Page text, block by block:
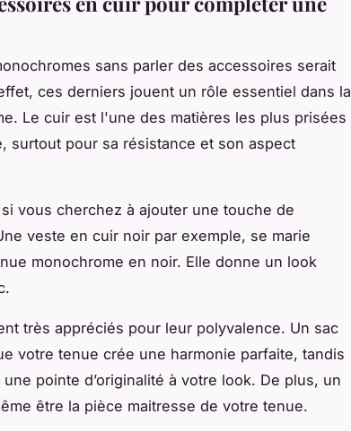
sans parler des accessoires serait
ces derniers jouent un rôle essentiel dans la
. Le cuir est l'une des matières les plus prisées
surtout pour sa résistance et son aspect
si vous cherchez à ajouter une touche de
veste en cuir noir par exemple, se marie
monochrome en noir. Elle donne un look
très appréciés pour leur polyvalence. Un sac
votre tenue crée une harmonie parfaite, tandis
pointe d’originalité à votre look. De plus, un
être la pièce maitresse de votre tenue.